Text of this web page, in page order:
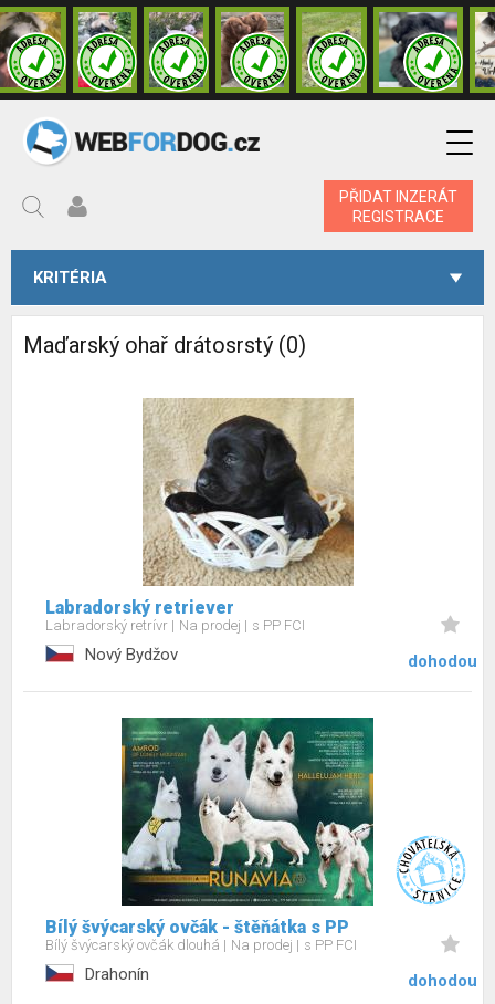
PŘIDAT INZERÁT
REGISTRACE
KRITÉRIA
Maďarský ohař drátosrstý (0)
Labradorský retriever
Labradorský retrívr Na prodej s PP FCI
Nový Bydžov dohodou
Bílý švýcarský ovčák - štěňátka s PP
Bílý švýcarský ovčák dlouhá Na prodej s PP FCI
Drahonín dohodou